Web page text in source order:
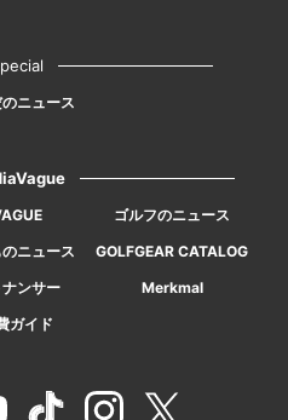
のニュース
ゴルフのニュース
ニュース
GOLFGEAR CATALOG
ナンサー
Merkmal
ガイド